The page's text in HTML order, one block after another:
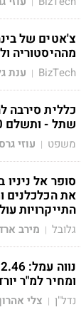
צ'אטים של
מההיסטוריה
BizTech
| ענת
שתל - ותשלם 18,300
משפט | עוזי
סופר אל
את הכלכלנים
התייקרויות
גלובל | מירב
ומחיר למ"ר יורד
נדל"ן | צלי